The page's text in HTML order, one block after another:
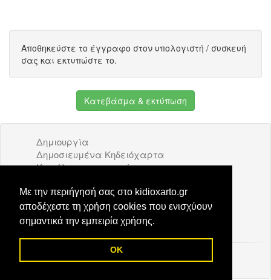
Με την περιήγησή σας στο kidioxarto.gr
αποδέχεστε τη χρήση cookies που ενισχύουν
σημαντικά την εμπειρία χρήσης.
OK
Αποθηκεύστε το έγγραφο στον υπολογιστή / συσκευή
σας και εκτυπώστε το.
Κατεβάσμα & εκτύπωση
Δημιουργία
Δημοσιευμένα Κηδειόχαρτα
Κατάλογος επιχειρήσεων
Διαφήμιση
Επικοινωνία
© 2026 Kidioxarto.gr /Επικοινωνία